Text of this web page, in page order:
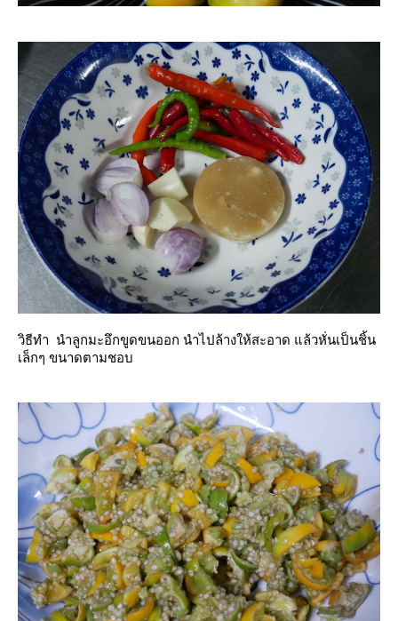
วิธีทำ นำลูกมะอึกขูดขนออก นำไปล้างให้สะอาด แล้วหั่นเป็นชิ้น
เล็กๆ ขนาดตามชอบ